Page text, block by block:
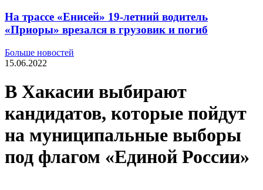
На трассе «Енисей» 19-летний водитель
«Приоры» врезался в грузовик и погиб
Больше новостей
15.06.2022
В Хакасии выбирают
кандидатов, которые пойдут
на муниципальные выборы
под флагом «Единой России»